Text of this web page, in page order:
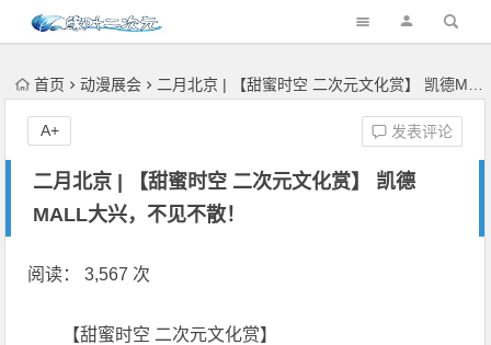
首页 动漫展会 二月北京 | 【甜蜜时空 二次元文化赏】 凯德MALL大兴，不见不散！
二月北京 | 【甜蜜时空 二次元文化赏】 凯德
MALL大兴，不见不散！
发表评论
A+
阅读： 3,567 次
【甜蜜时空 二次元文化赏】